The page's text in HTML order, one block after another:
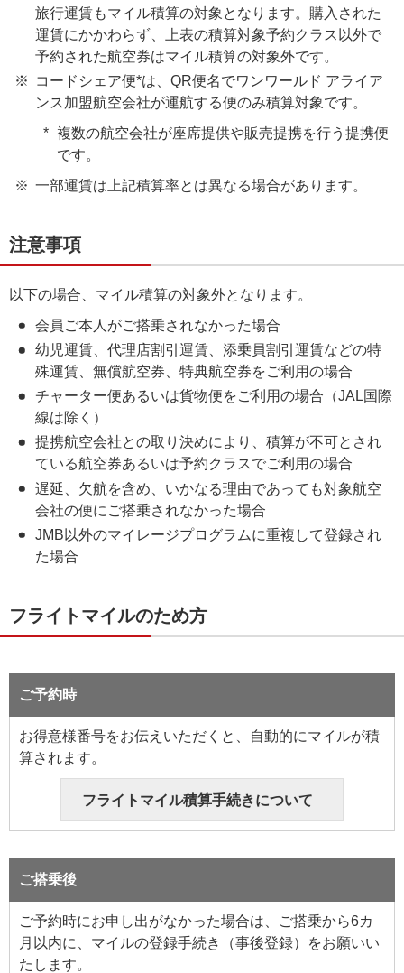
旅行運賃もマイル積算の対象となります。購入された
運賃にかかわらず、上表の積算対象予約クラス以外で
予約された航空券はマイル積算の対象外です。
コードシェア便*は、QR便名でワンワールド アライア
ンス加盟航空会社が運航する便のみ積算対象です。
複数の航空会社が座席提供や販売提携を行う提携便
です。
一部運賃は上記積算率とは異なる場合があります。
注意事項
以下の場合、マイル積算の対象外となります。
会員ご本人がご搭乗されなかった場合
幼児運賃、代理店割引運賃、添乗員割引運賃などの特
殊運賃、無償航空券、特典航空券をご利用の場合
チャーター便あるいは貨物便をご利用の場合（JAL国際
線は除く）
提携航空会社との取り決めにより、積算が不可とされ
ている航空券あるいは予約クラスでご利用の場合
遅延、欠航を含め、いかなる理由であっても対象航空
会社の便にご搭乗されなかった場合
JMB以外のマイレージプログラムに重複して登録され
た場合
フライトマイルのため方
ご予約時
お得意様番号をお伝えいただくと、自動的にマイルが積
算されます。
フライトマイル積算手続きについて
ご搭乗後
ご予約時にお申し出がなかった場合は、ご搭乗から6カ
月以内に、マイルの登録手続き（事後登録）をお願いい
たします。